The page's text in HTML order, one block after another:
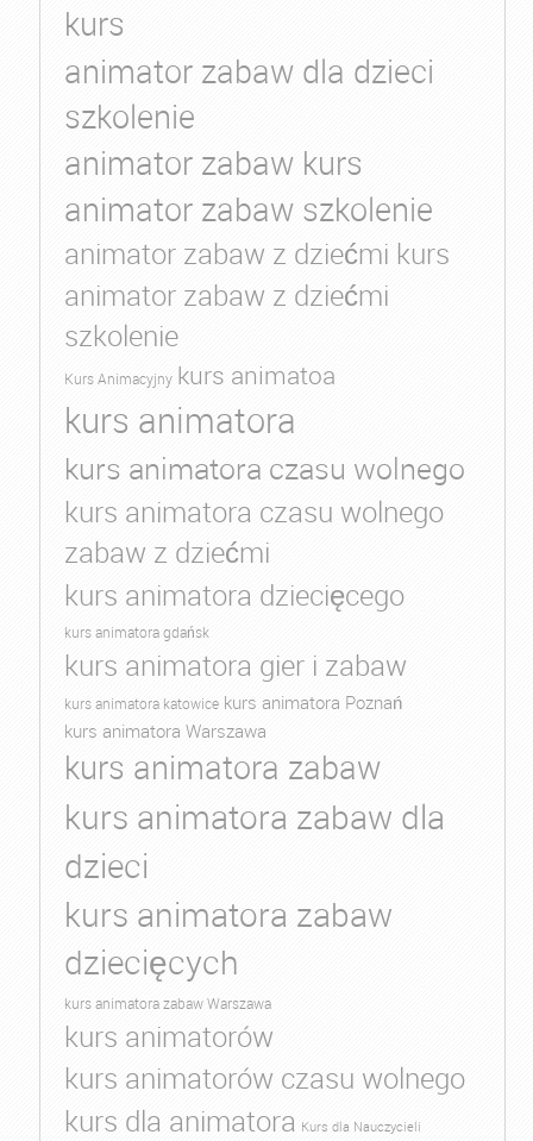
kurs
animator zabaw dla dzieci
szkolenie
animator zabaw kurs
animator zabaw szkolenie
animator zabaw z dziećmi kurs
animator zabaw z dziećmi
szkolenie
Kurs Animacyjny kurs animatoa
kurs animatora
kurs animatora czasu wolnego
kurs animatora czasu wolnego
zabaw z dziećmi
kurs animatora dziecięcego
kurs animatora gdańsk
kurs animatora gier i zabaw
kurs animatora katowice kurs animatora Poznań
kurs animatora Warszawa
kurs animatora zabaw
kurs animatora zabaw dla
dzieci
kurs animatora zabaw
dziecięcych
kurs animatora zabaw Warszawa
kurs animatorów
kurs animatorów czasu wolnego
kurs dla animatora Kurs dla Nauczycieli